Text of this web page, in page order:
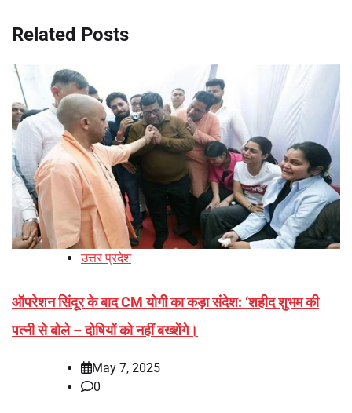
Related Posts
उत्तर प्रदेश
ऑपरेशन सिंदूर के बाद CM योगी का कड़ा संदेश: ‘शहीद शुभम की
पत्नी से बोले – दोषियों को नहीं बख्शेंगे।
May 7, 2025
0